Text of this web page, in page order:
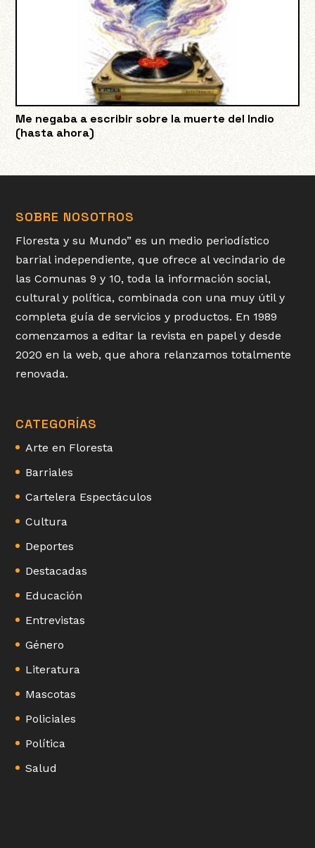
Me negaba a escribir sobre la muerte del Indio
(hasta ahora)
SOBRE NOSOTROS
Floresta y su Mundo” es un medio periodístico
barrial independiente, que ofrece al vecindario de
las Comunas 9 y 10, toda la información social,
cultural y política, combinada con una muy útil y
completa guía de servicios y productos. En 1989
comenzamos a editar la revista en papel y desde
2020 en la web, que ahora relanzamos totalmente
renovada.
CATEGORÍAS
Arte en Floresta
Barriales
Cartelera Espectáculos
Cultura
Deportes
Destacadas
Educación
Entrevistas
Género
Literatura
Mascotas
Policiales
Política
Salud